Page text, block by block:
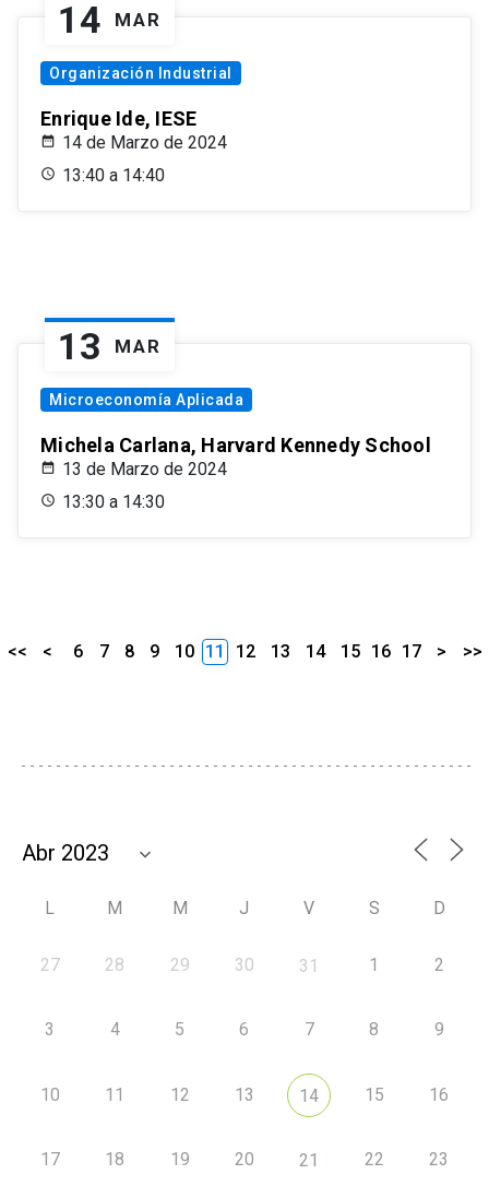
14 MAR
Organización Industrial
Enrique Ide, IESE
14 de Marzo de 2024
13:40 a 14:40
13 MAR
Microeconomía Aplicada
Michela Carlana, Harvard Kennedy School
13 de Marzo de 2024
13:30 a 14:30
<< < 6 7 8 9 10 11 12 13 14 15 16 17 > >>
L M M J V S D
27 28 29 30 31 1 2
3 4 5 6 7 8 9
10 11 12 13 14 15 16
17 18 19 20 21 22 23